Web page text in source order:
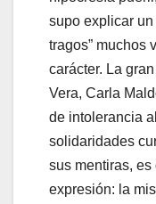
supo explicar un
tragos” muchos
carácter. La
Vera, Carla
de intolerancia
solidaridades
sus mentiras,
expresión: la